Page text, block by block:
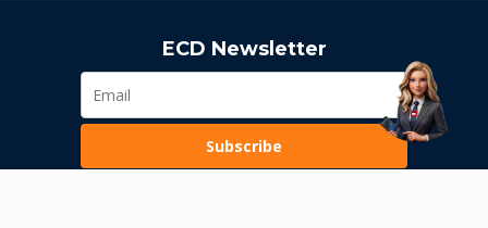
ECD Newsletter
Subscribe